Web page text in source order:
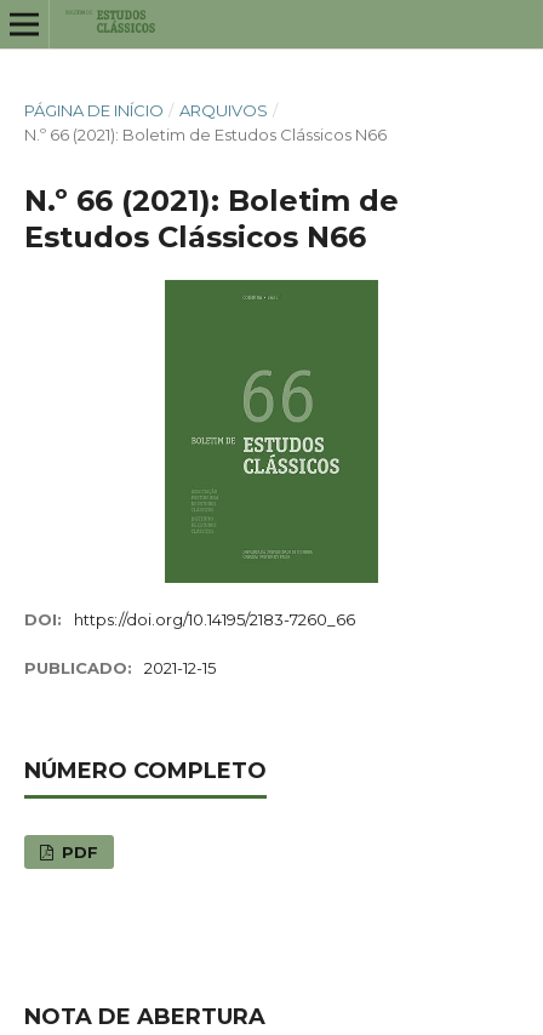
PÁGINA DE INÍCIO / ARQUIVOS /
N.º 66 (2021): Boletim de Estudos Clássicos N66
N.º 66 (2021): Boletim de
Estudos Clássicos N66
DOI: https://doi.org/10.14195/2183-7260_66
PUBLICADO: 2021-12-15
NÚMERO COMPLETO
PDF
NOTA DE ABERTURA